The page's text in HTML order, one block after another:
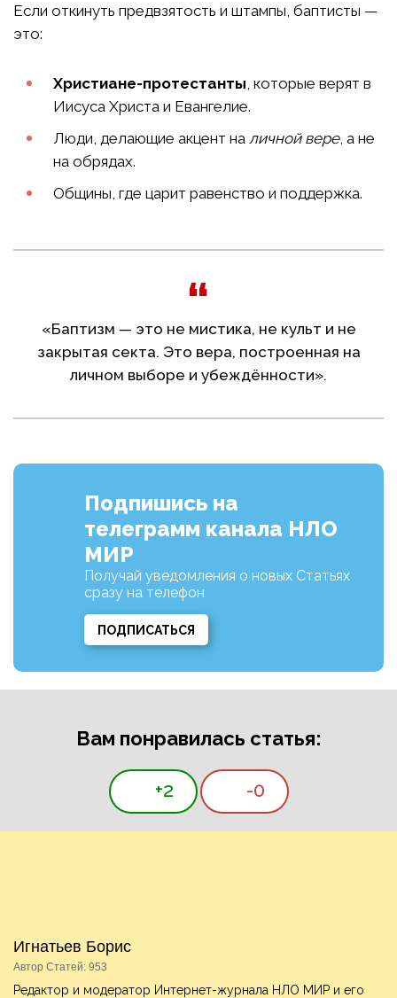
Если откинуть предвзятость и штампы, баптисты —
это:
Христиане-протестанты , которые верят в
Иисуса Христа и Евангелие.
Люди, делающие акцент на личной вере, а не
на обрядах.
Общины, где царит равенство и поддержка.
«Баптизм — это не мистика, не культ и не
закрытая секта. Это вера, построенная на
личном выборе и убеждённости».
Подпишись на
телеграмм канала НЛО
МИР
Получай уведомления о новых Статьях
сразу на телефон
ПОДПИСАТЬСЯ
Вам понравилась статья:
+2 -0
Игнатьев Борис
Автор Статей: 953
Редактор и модератор Интернет-журнала НЛО МИР и его